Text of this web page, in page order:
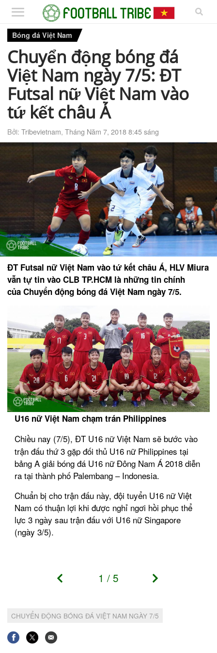
Bóng đá Việt Nam
Chuyển động bóng đá
Việt Nam ngày 7/5: ĐT
Futsal nữ Việt Nam vào
tứ kết châu Á
Bởi: Tribevietnam, Tháng Năm 7, 2018 8:45 sáng
ĐT Futsal nữ Việt Nam vào tứ kết châu Á, HLV Miura
vẫn tự tin vào CLB TP.HCM là những tin chính
của Chuyển động bóng đá Việt Nam ngày 7/5.
U16 nữ Việt Nam chạm trán Philippines
Chiều nay (7/5), ĐT U16 nữ Việt Nam sẽ bước vào
trận đấu thứ 3 gặp đối thủ U16 nữ Philippines tại
bảng A giải bóng đá U16 nữ Đông Nam Á 2018 diễn
ra tại thành phố Palembang – Indonesia.
Chuẩn bị cho trận đấu này, đội tuyển U16 nữ Việt
Nam có thuận lợi khi được nghỉ ngơi hồi phục thể
lực 3 ngày sau trận đấu với U16 nữ Singapore
(ngày 3/5).
1 / 5
CHUYỂN ĐỘNG BÓNG ĐÁ VIỆT NAM NGÀY 7/5